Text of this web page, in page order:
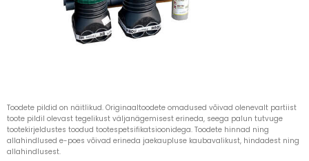
Toodete pildid on näitlikud. Originaaltoodete omadused võivad olenevalt partiist
toote pildil olevast tegelikust väljanägemisest erineda, seega palun tutvuge
tootekirjeldustes toodud tootespetsifikatsioonidega. Toodete hinnad ning
allahindlused e-poes võivad erineda jaekaupluse kaubavalikust, hindadest ning
allahindlusest.